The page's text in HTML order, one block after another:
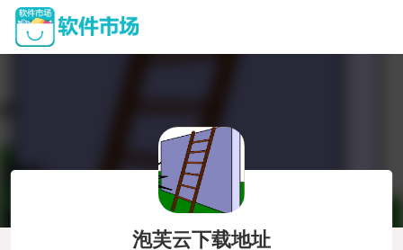
泡芙云下载地址